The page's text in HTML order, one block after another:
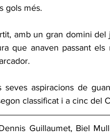
gols més.
amb un gran domini
que anaven passant els
aspiracions de
classificat i a cinc del
Guillaumet, Biel